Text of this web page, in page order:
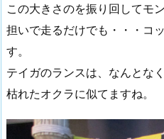
この大きさのを振り回してモ
担いで走るだけでも・・・コ
す。
テイガのランスは、なんとな
枯れたオクラに似てますね。